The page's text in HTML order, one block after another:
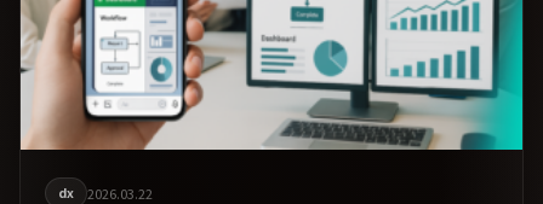
dx 2026.03.22